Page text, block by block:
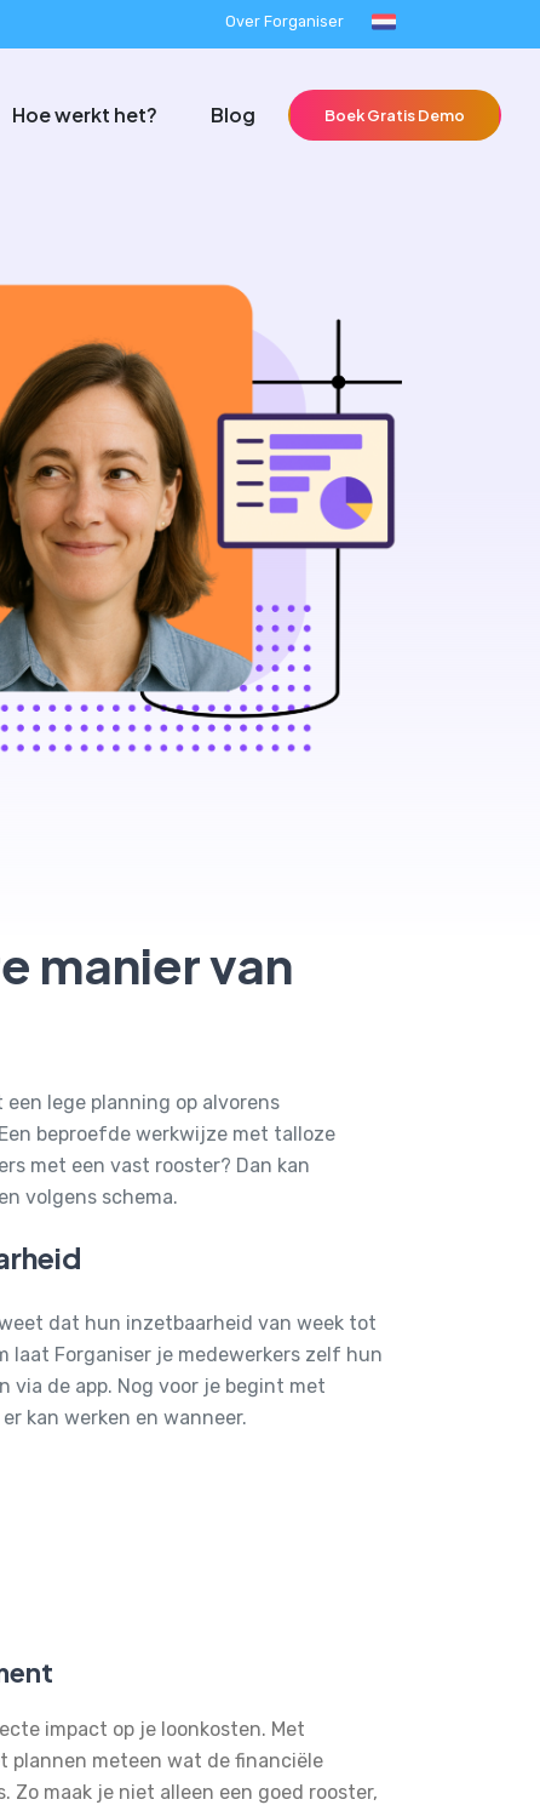
Over Forganiser
Hoe werkt het? Blog Boek Gratis Demo
manier van
een lege planning op alvorens
beproefde werkwijze met talloze
met een vast rooster? Dan kan
volgens schema.
dat hun inzetbaarheid van week tot
laat Forganiser je medewerkers zelf hun
via de app. Nog voor je begint met
kan werken en wanneer.
impact op je loonkosten. Met
plannen meteen wat de financiële
Zo maak je niet alleen een goed rooster,